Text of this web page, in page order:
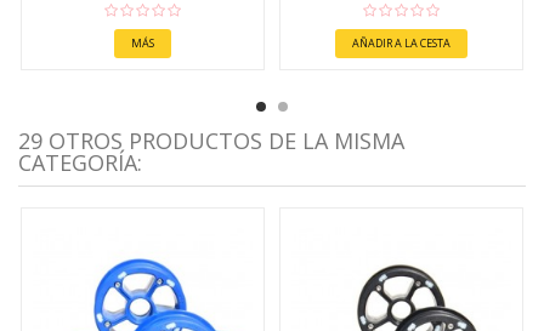
MÁS AÑADIR A LA CESTA
29 OTROS PRODUCTOS DE LA MISMA
CATEGORÍA: